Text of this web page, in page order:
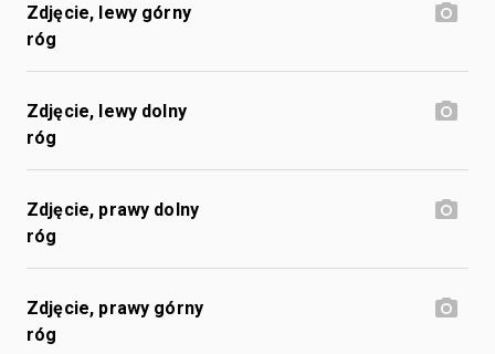
Zdjęcie, lewy górny
róg
Zdjęcie, lewy dolny
róg
Zdjęcie, prawy dolny
róg
Zdjęcie, prawy górny
róg